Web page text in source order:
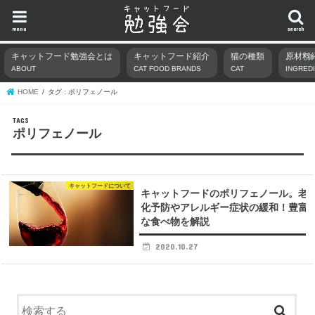
search
menu
キャットフード勉強会とは
ABOUT
キャットフード紹介
CAT FOOD BRANDS
猫の種類
CAT
原材料
HOME タグ : ポリフェノール
ポリフェノール
キャットフードについて
キャットフードのポリフェノール。老
化予防やアレルギー症状の緩和！豊富
な食べ物を解説
2020.10.27